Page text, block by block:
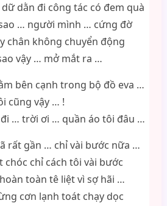
dằn đi công tác có đem quà
… người mình … cứng đờ
chân không chuyển động
vậy … mở mắt ra …
bên cạnh trong bộ đồ eva …
cũng vậy … !
đi … trời ơi … quần áo tôi đâu …
rất gần … chỉ vài bước nữa …
chỉ cách tôi vài bước
toàn tê liệt vì sợ hãi …
cơn lạnh toát chạy dọc